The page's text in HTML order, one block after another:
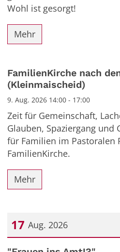
Wohl ist gesorgt!
Mehr
FamilienKirche nach
(Kleinmaischeid)
9. Aug. 2026 14:00 - 17:00
Zeit für Gemeinschaft,
Glauben, Spaziergang und
für Familien im Pastoralen
FamilienKirche.
Mehr
17 Aug. 2026
Datum: 17. August 2026